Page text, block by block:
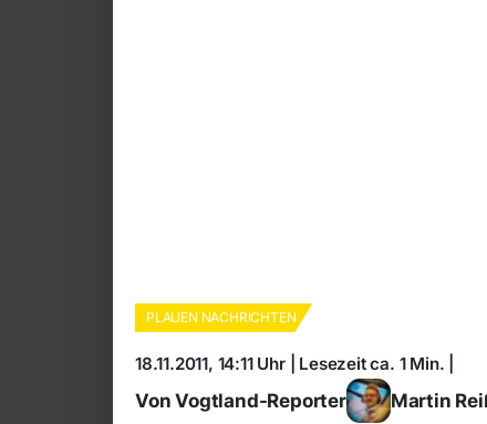
PLAUEN NACHRICHTEN
18.11.2011, 14:11 Uhr | Lesezeit ca. 1 Min. |
Von Vogtland-Reporter Martin